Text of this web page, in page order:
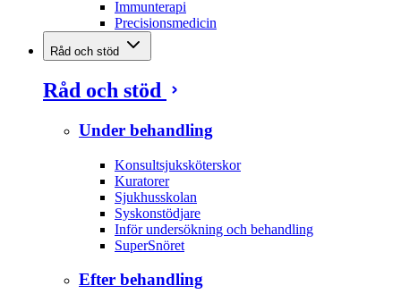
Immunterapi
Precisionsmedicin
Råd och stöd
Råd och stöd
Under behandling
Konsultsjuksköterskor
Kuratorer
Sjukhusskolan
Syskonstödjare
Inför undersökning och behandling
SuperSnöret
Efter behandling